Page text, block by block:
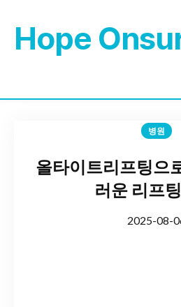
Hope
병원
올타이트리프팅으
러운 리프
2025-08-